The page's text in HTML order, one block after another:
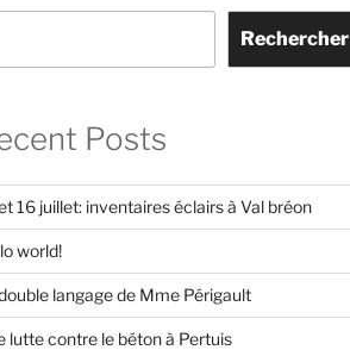
Rechercher
Posts
16 juillet: inventaires éclairs à Val bréon
world!
langage de Mme Périgault
lutte contre le béton à Pertuis